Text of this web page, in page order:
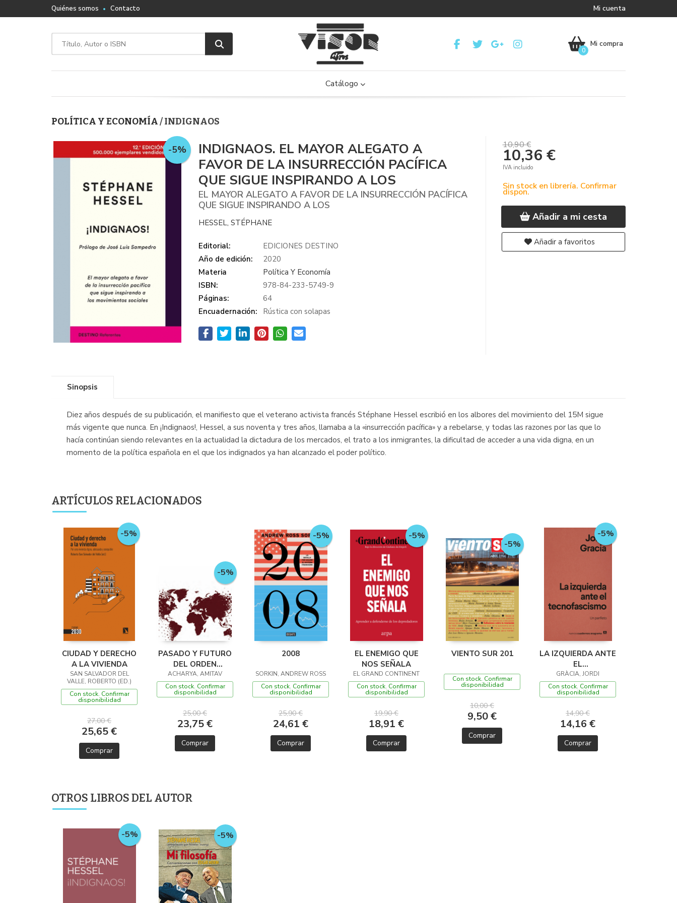
Mi cuenta
Quiénes somos Contacto
Mi compra
0
Catálogo
POLÍTICA Y ECONOMÍA/ INDIGNAOS
-5%
INDIGNAOS. EL MAYOR ALEGATO A
FAVOR DE LA INSURRECCIÓN PACÍFICA
QUE SIGUE INSPIRANDO A LOS
EL MAYOR ALEGATO A FAVOR DE LA INSURRECCIÓN PACÍFICA
QUE SIGUE INSPIRANDO A LOS
HESSEL, STÉPHANE
Editorial:
EDICIONES DESTINO
Año de edición:
2020
Materia
Política Y Economía
ISBN:
978-84-233-5749-9
Páginas:
64
Encuadernación:
Rústica con solapas
10,90 €
10,36 €
IVA incluido
Sin stock en librería. Confirmar
dispon.
Añadir a mi cesta
Añadir a favoritos
Sinopsis
Diez años después de su publicación, el manifiesto que el veterano activista francés Stéphane Hessel escribió en los albores del movimiento del 15M sigue
más vigente que nunca. En ¡Indignaos!, Hessel, a sus noventa y tres años, llamaba a la «insurrección pacífica» y a rebelarse, y todas las razones por las que lo
hacía continúan siendo relevantes en la actualidad la dictadura de los mercados, el trato a los inmigrantes, la dificultad de acceder a una vida digna, en un
momento de la política española en el que los indignados ya han alcanzado el poder político.
ARTÍCULOS RELACIONADOS
-5%
CIUDAD Y DERECHO
A LA VIVIENDA
SAN SALVADOR DEL
VALLE, ROBERTO (ED.)
Con stock. Confirmar
disponibilidad
27,00 €
25,65 €
Comprar
-5%
PASADO Y FUTURO
DEL ORDEN
MUNDIAL
ACHARYA, AMITAV
Con stock. Confirmar
disponibilidad
25,00 €
23,75 €
Comprar
-5%
2008
SORKIN, ANDREW ROSS
Con stock. Confirmar
disponibilidad
25,90 €
24,61 €
Comprar
-5%
EL ENEMIGO QUE
NOS SEÑALA
EL GRAND CONTINENT
Con stock. Confirmar
disponibilidad
19,90 €
18,91 €
Comprar
-5%
VIENTO SUR 201
Con stock. Confirmar
disponibilidad
10,00 €
9,50 €
Comprar
-5%
LA IZQUIERDA ANTE
EL
TECNOFASCISMO
GRÀCIA, JORDI
Con stock. Confirmar
disponibilidad
14,90 €
14,16 €
Comprar
OTROS LIBROS DEL AUTOR
-5% -5%